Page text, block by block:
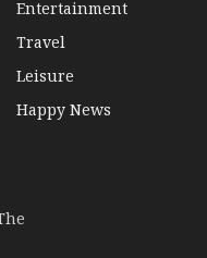
Entertainment
Travel
Leisure
Happy News